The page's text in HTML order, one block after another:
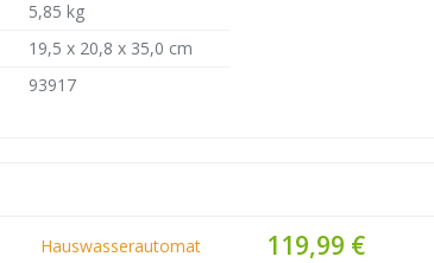
5,85 kg
19,5 x 20,8 x 35,0 cm
93917
119,99 €
Hauswasserautomat